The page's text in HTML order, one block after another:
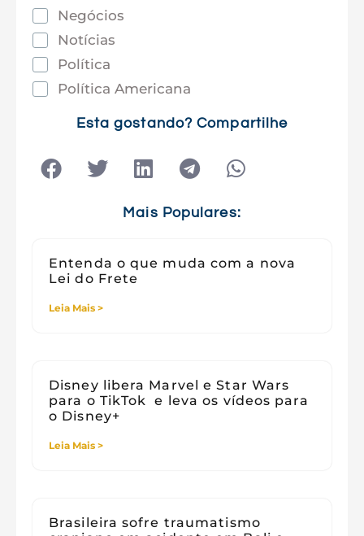
Negócios
Notícias
Política
Política Americana
Tecnologia
Esta gostando? Compartilhe
Mais Populares:
Entenda o que muda com a nova
Lei do Frete
Leia Mais >
Disney libera Marvel e Star Wars
para o TikTok e leva os vídeos para
o Disney+
Leia Mais >
Brasileira sofre traumatismo